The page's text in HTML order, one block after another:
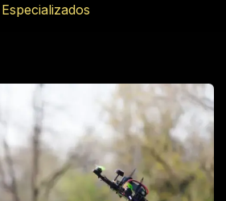
Especializados